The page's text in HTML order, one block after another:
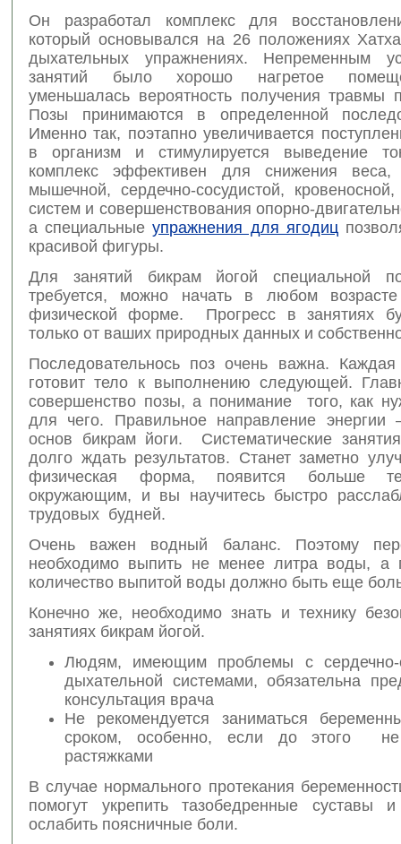
Он разработал комплекс для
который основывался на 26 положениях
дыхательных упражнениях. Непременным
занятий было хорошо нагретое
уменьшалась вероятность получения травмы
Позы принимаются в определенной
Именно так, поэтапно увеличивается
в организм и стимулируется выведение
комплекс эффективен для снижения
мышечной, сердечно-сосудистой,
систем и совершенствования опорно-
а специальныеупражнения для ягодиц
красивой фигуры.
Для занятий бикрам йогой специальной
требуется, можно начать в любом
физической форме. Прогресс в занятиях
только от ваших природных данных и
Последовательнось поз очень важна.
готовит тело к выполнению следующей.
совершенство позы, а понимание того, как
для чего. Правильное направление энергии
основ бикрам йоги. Систематические
долго ждать результатов. Станет заметно
физическая форма, появится больше
окружающим, и вы научитесь быстро
трудовых будней.
Очень важен водный баланс. Поэтому
необходимо выпить не менее литра воды, а
количество выпитой воды должно быть еще
Конечно же, необходимо знать и технику
занятиях бикрам йогой.
Людям, имеющим проблемы с сердечно-
дыхательной системами, обязательна
консультация врача
Не рекомендуется заниматься
сроком, особенно, если до этого не
растяжками
В случае нормального протекания
помогут укрепить тазобедренные суставы и
ослабить поясничные боли.